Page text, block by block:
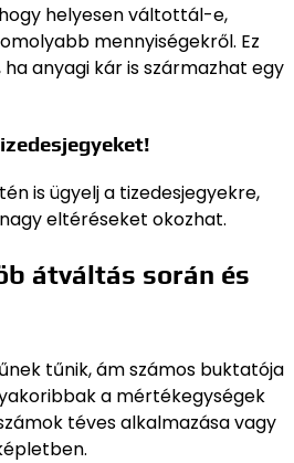
helyesen váltottál-e,
mennyiségekről. Ez
anyagi kár is származhat egy
is ügyelj a tizedesjegyekre,
eltéréseket okozhat.
átváltás során és
tűnik, ám számos buktatója
a mértékegységek
téves alkalmazása vagy